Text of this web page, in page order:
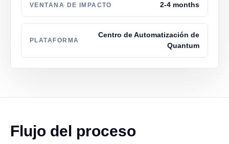
VENTANA DE IMPACTO 2-4 months
PLATAFORMA
Centro de Automatización de
Quantum
Flujo del proceso